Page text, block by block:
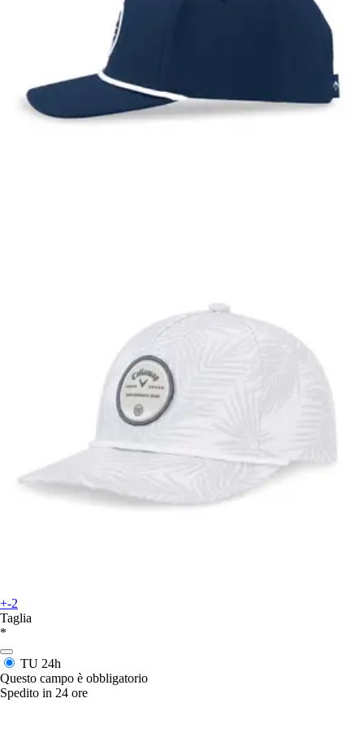
+-2
Taglia
*
TU 24h
Questo campo è obbligatorio
Spedito in 24 ore